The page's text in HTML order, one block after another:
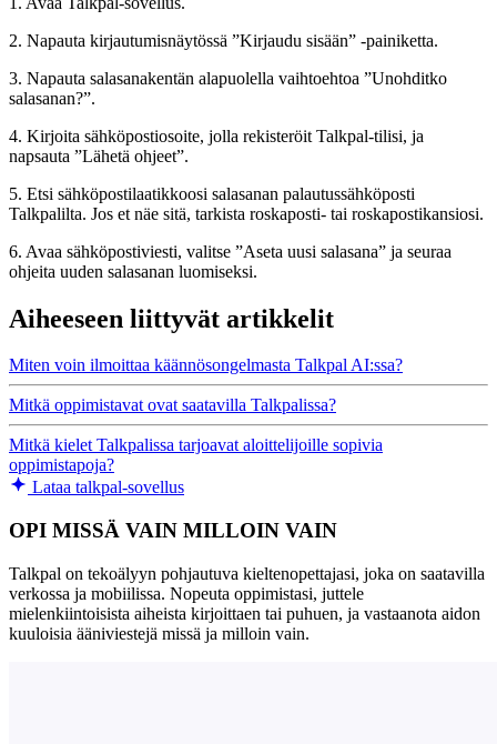
2. Napauta kirjautumisnäytössä ”Kirjaudu sisään” -painiketta.
3. Napauta salasanakentän alapuolella vaihtoehtoa ”Unohditko
salasanan?”.
4. Kirjoita sähköpostiosoite, jolla rekisteröit Talkpal-tilisi, ja
napsauta ”Lähetä ohjeet”.
5. Etsi sähköpostilaatikkoosi salasanan palautussähköposti
Talkpalilta. Jos et näe sitä, tarkista roskaposti- tai roskapostikansiosi.
6. Avaa sähköpostiviesti, valitse ”Aseta uusi salasana” ja seuraa
ohjeita uuden salasanan luomiseksi.
Aiheeseen liittyvät artikkelit
Miten voin ilmoittaa käännösongelmasta Talkpal AI:ssa?
Mitkä oppimistavat ovat saatavilla Talkpalissa?
Mitkä kielet Talkpalissa tarjoavat aloittelijoille sopivia
oppimistapoja?
Lataa talkpal-sovellus
OPI MISSÄ VAIN MILLOIN VAIN
Talkpal on tekoälyyn pohjautuva kieltenopettajasi, joka on saatavilla
verkossa ja mobiilissa. Nopeuta oppimistasi, juttele
mielenkiintoisista aiheista kirjoittaen tai puhuen, ja vastaanota aidon
kuuloisia ääniviestejä missä ja milloin vain.